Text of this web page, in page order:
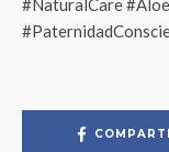
#NaturalCare